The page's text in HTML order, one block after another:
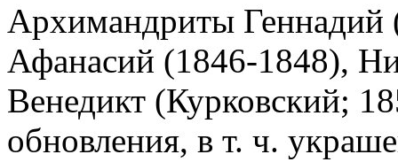
Архимандриты Геннадий
Афанасий (1846-1848),
Венедикт (Курковский;
обновления, в т. ч.